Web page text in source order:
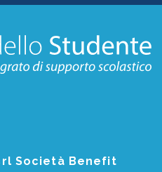
Società Benefit